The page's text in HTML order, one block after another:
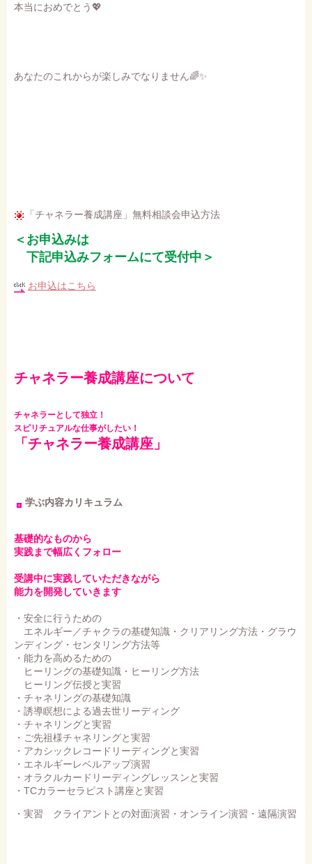
本当におめでとう💖
あなたのこれからが楽しみでなりません🌈✨
「チャネラー養成講座」無料相談会申込方法
＜お申込みは
下記申込みフォームにて受付中＞
お申込はこちら
チャネラー養成講座について
チャネラーとして独立！
スピリチュアルな仕事がしたい！
「チャネラー養成講座」
学ぶ内容カリキュラム
基礎的なものから
実践まで幅広くフォロー
受講中に実践していただきながら
能力を開発していきます
・安全に行うための
エネルギー／チャクラの基礎知識・クリアリング方法・グラウ
ンディング・センタリング方法等
・能力を高めるための
ヒーリングの基礎知識・ヒーリング方法
ヒーリング伝授と実習
・チャネリングの基礎知識
・誘導瞑想による過去世リーディング
・チャネリングと実習
・ご先祖様チャネリングと実習
・アカシックレコードリーディングと実習
・エネルギーレベルアップ演習
・オラクルカードリーディングレッスンと実習
・TCカラーセラピスト講座と実習
・実習 クライアントとの対面演習・オンライン演習・遠隔演習